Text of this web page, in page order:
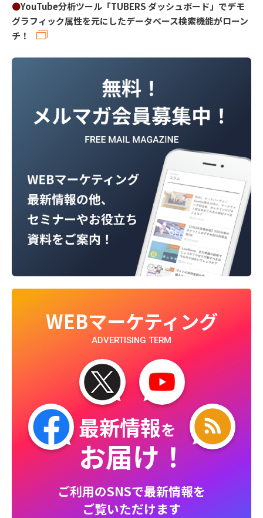
●YouTube分析ツール「TUBERS ダッシュボード」でデモ
グラフィック属性を元にしたデータベース検索機能がローン
チ！
WEBマーケティング
ADVERTISING TERM
最新情報を
お届け！
ご利用のSNSで最新情報を
ご覧いただけます